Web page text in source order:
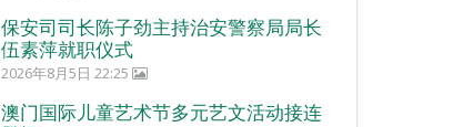
保安司司长陈子劲主持治安警察局局长
伍素萍就职仪式
2026年8月5日 22:25
澳门国际儿童艺术节多元艺文活动接连